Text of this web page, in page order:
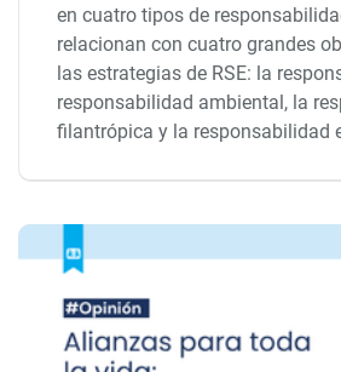
en cuatro tipos de
relacionan con cuatro grandes
las estrategias de RSE: la
responsabilidad ambiental, la
filantrópica y la responsabilidad